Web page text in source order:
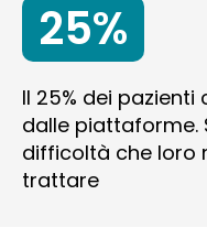
25%
Il 25% dei
dalle piattaforme.
difficoltà che loro
trattare